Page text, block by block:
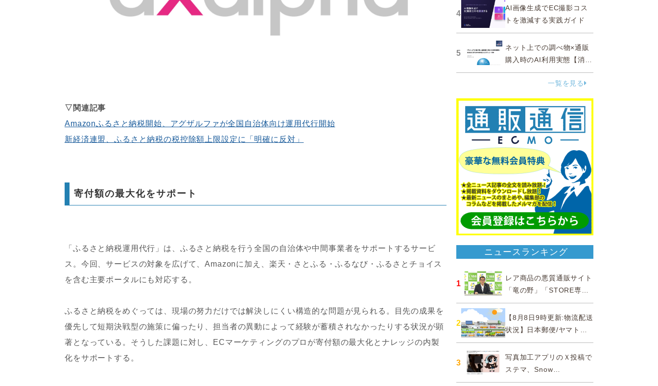
▽関連記事
Amazonふるさと納税開始、アグザルファが全国自治体向け運用代行開始
新経済連盟、ふるさと納税の税控除額上限設定に「明確に反対」
寄付額の最大化をサポート
「ふるさと納税運用代行」は、ふるさと納税を行う全国の自治体や中間事業者をサポートするサービ
ス。今回、サービスの対象を広げて、Amazonに加え、楽天・さとふる・ふるなび・ふるさとチョイス
を含む主要ポータルにも対応する。
ふるさと納税をめぐっては、現場の努力だけでは解決しにくい構造的な問題が見られる。目先の成果を
優先して短期決戦型の施策に偏ったり、担当者の異動によって経験が蓄積されなかったりする状況が顕
著となっている。そうした課題に対し、ECマーケティングのプロが寄付額の最大化とナレッジの内製
化をサポートする。
4
AI画像生成でEC撮影コス
トを激減する実践ガイド
5
ネット上での調べ物×通販
購入時のAI利用実態【消費
者調査 2025】
一覧を見る
ニュースランキング
1
レア商品の悪質通販サイト
「竜の野」「STORE専門
ショップ」などに注意…消
費者庁
2
【8月8日9時更新:物流配送
状況】日本郵便/ヤマト運
輸/佐川急便/西濃運輸/福山
通運
3
写真加工アプリのＸ投稿で
ステマ、Snow
Corporationと日本法人に